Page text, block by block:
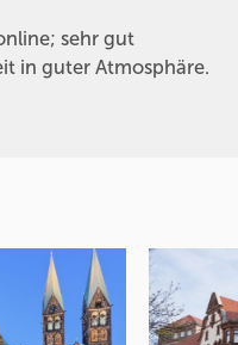
sehr gut
in guter Atmosphäre.